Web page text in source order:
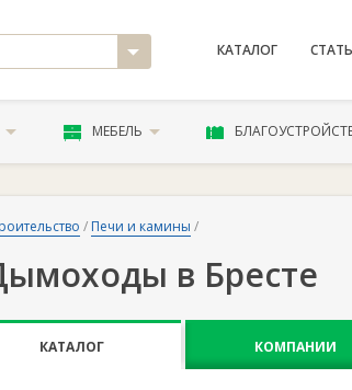
КАТАЛОГ
МЕБЕЛЬ
/ Печи и камины /
в Бресте
КАТАЛОГ КОМПАНИИ